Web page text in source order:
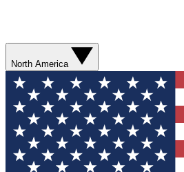
North America